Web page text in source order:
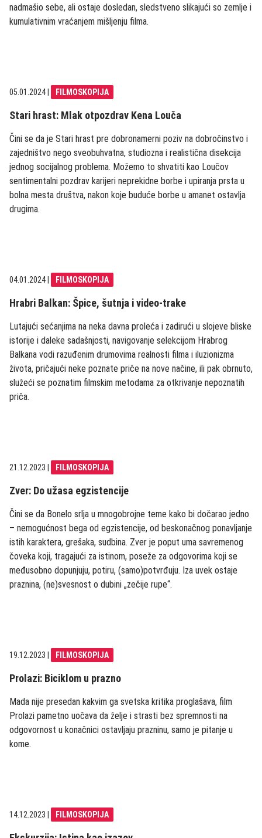
nadmašio sebe, ali ostaje dosledan, sledstveno slikajući so zemlje i
kumulativnim vraćanjem mišljenju filma.
05.01.2024 FILMOSKOPIJA
Stari hrast: Mlak otpozdrav Kena Louča
Čini se da je Stari hrast pre dobronamerni poziv na dobročinstvo i
zajedništvo nego sveobuhvatna, studiozna i realistična disekcija
jednog socijalnog problema. Možemo to shvatiti kao Loučov
sentimentalni pozdrav karijeri neprekidne borbe i upiranja prsta u
bolna mesta društva, nakon koje buduće borbe u amanet ostavlja
drugima.
04.01.2024 FILMOSKOPIJA
Hrabri Balkan: Špice, šutnja i video-trake
Lutajući sećanjima na neka davna proleća i zadirući u slojeve bliske
istorije i daleke sadašnjosti, navigovanje selekcijom Hrabrog
Balkana vodi razuđenim drumovima realnosti filma i iluzionizma
života, pričajući neke poznate priče na nove načine, ili pak obrnuto,
služeći se poznatim filmskim metodama za otkrivanje nepoznatih
priča.
21.12.2023 FILMOSKOPIJA
Zver: Do užasa egzistencije
Čini se da Bonelo srlja u mnogobrojne teme kako bi dočarao jedno
– nemogućnost bega od egzistencije, od beskonačnog ponavljanje
istih karaktera, grešaka, sudbina. Zver je poput uma savremenog
čoveka koji, tragajući za istinom, poseže za odgovorima koji se
međusobno dopunjuju, potiru, (samo)potvrđuju. Iza uvek ostaje
praznina, (ne)svesnost o dubini „zečije rupe“.
19.12.2023 FILMOSKOPIJA
Prolazi: Biciklom u prazno
Mada nije presedan kakvim ga svetska kritika proglašava, film
Prolazi pametno uočava da želje i strasti bez spremnosti na
odgovornost u konačnici ostavljaju prazninu, samo je pitanje u
kome.
14.12.2023 FILMOSKOPIJA